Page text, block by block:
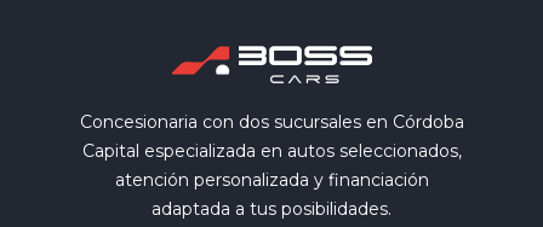
Concesionaria con dos sucursales en Córdoba
Capital especializada en autos seleccionados,
atención personalizada y financiación
adaptada a tus posibilidades.